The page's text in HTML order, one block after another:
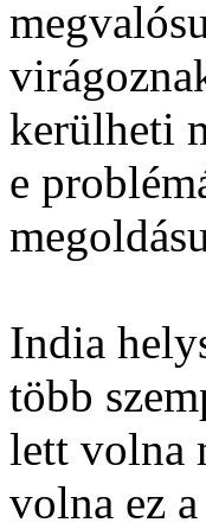
kerülheti
e
India
több
lett volna
volna ez